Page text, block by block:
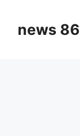
contentnews